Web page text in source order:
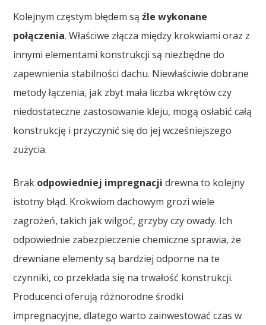
Kolejnym częstym błędem sąźle wykonane
połączenia. Właściwe złącza między krokwiami oraz z
innymi elementami konstrukcji są niezbędne do
zapewnienia stabilności dachu. Niewłaściwie dobrane
metody łączenia, jak zbyt mała liczba wkrętów czy
niedostateczne zastosowanie kleju, mogą osłabić całą
konstrukcję i przyczynić się do jej wcześniejszego
zużycia.
Brak odpowiedniej impregnacji drewna to kolejny
istotny błąd. Krokwiom dachowym grozi wiele
zagrożeń, takich jak wilgoć, grzyby czy owady. Ich
odpowiednie zabezpieczenie chemiczne sprawia, że
drewniane elementy są bardziej odporne na te
czynniki, co przekłada się na trwałość konstrukcji.
Producenci oferują różnorodne środki
impregnacyjne, dlatego warto zainwestować czas w